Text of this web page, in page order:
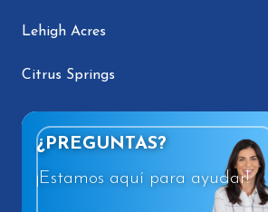
Lehigh Acres
Citrus Springs
¿PREGUNTAS?
¡Estamos aquí para ayudar!